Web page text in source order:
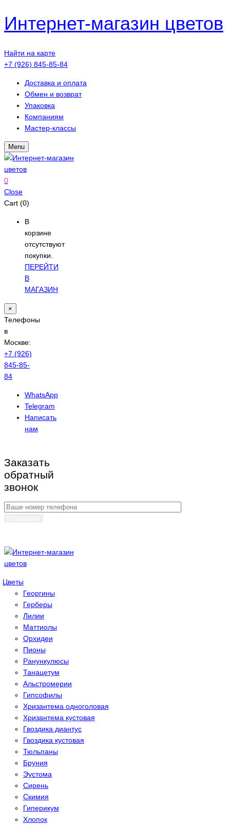
Интернет-магазин цветов
Найти на карте
+7 (926) 845-85-84
Доставка и оплата
Обмен и возврат
Упаковка
Компаниям
Мастер-классы
Menu
0
Close
Cart (0)
В
корзине
отсутствуют
покупки.
ПЕРЕЙТИ
В
МАГАЗИН
×
Телефоны
в
Москве:
+7 (926)
845-85-
84
WhatsApp
Telegram
Написать
нам
Заказать
обратный
звонок
Цветы
Георгины
Герберы
Лилии
Маттиолы
Орхидеи
Пионы
Ранункулюсы
Танацетум
Альстромерии
Гипсoфилы
Хризантема одноголовая
Хризантема кустовая
Гвоздика диантус
Гвоздика кустовая
Тюльпаны
Бруния
Эустома
Сирень
Скимия
Гиперикум
Хлопок